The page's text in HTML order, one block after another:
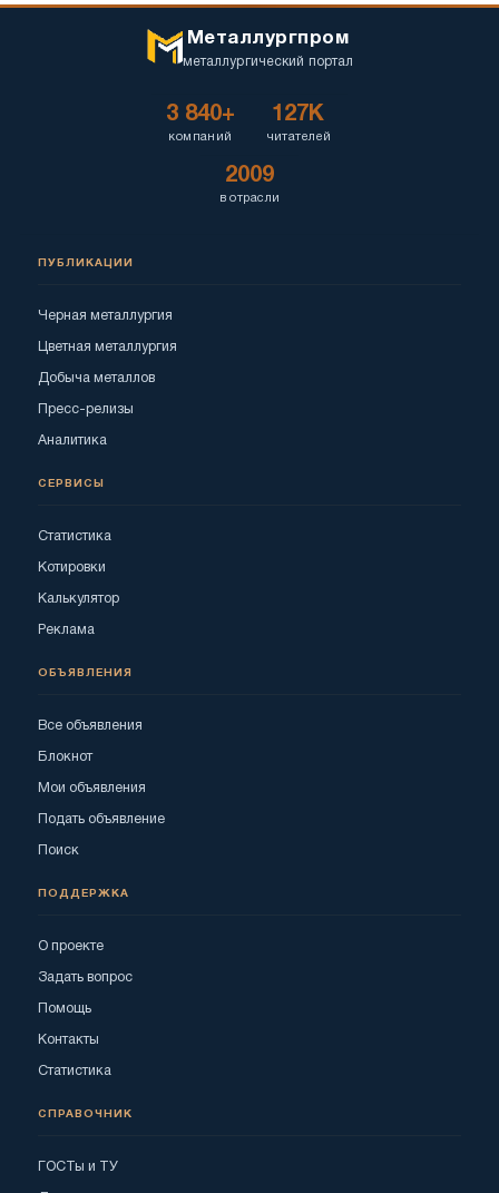
Металлургпром
металлургический портал
3 840+
компаний
127K
читателей
2009
в отрасли
ПУБЛИКАЦИИ
Черная металлургия
Цветная металлургия
Добыча металлов
Пресс-релизы
Аналитика
СЕРВИСЫ
Статистика
Котировки
Калькулятор
Реклама
ОБЪЯВЛЕНИЯ
Все объявления
Блокнот
Мои объявления
Подать объявление
Поиск
ПОДДЕРЖКА
О проекте
Задать вопрос
Помощь
Контакты
Статистика
СПРАВОЧНИК
ГОСТы и ТУ